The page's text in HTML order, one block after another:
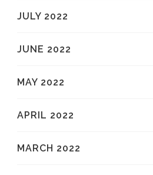
JULY 2022
JUNE 2022
MAY 2022
APRIL 2022
MARCH 2022